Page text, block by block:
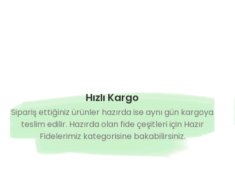
Hızlı Kargo
Sipariş ettiğiniz ürünler hazırda ise aynı gün kargoya
teslim edilir. Hazırda olan fide çeşitleri için Hazır
Fidelerimiz kategorisine bakabilirsiniz.